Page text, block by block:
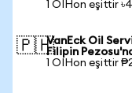
1 OIHon eşittir
🇵🇭VanEck Oil
Filipin
1 OIHon eşittir